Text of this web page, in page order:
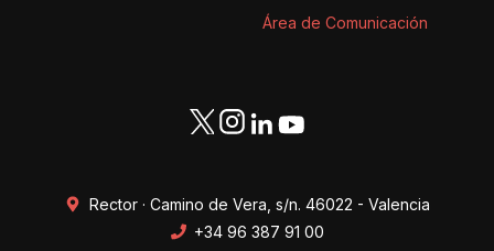
Área de Comunicación
Rector · Camino de Vera, s/n. 46022 - Valencia
+34 96 387 91 00